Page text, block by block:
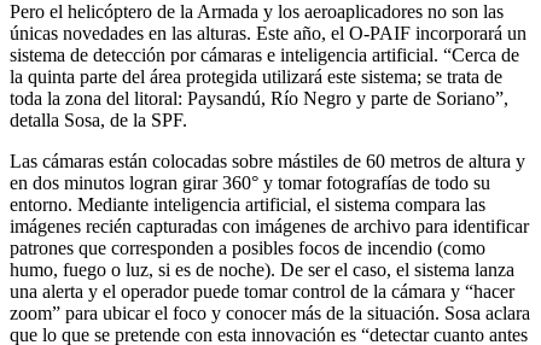
Pero el helicóptero de la Armada y los aeroaplicadores no son las
únicas novedades en las alturas. Este año, el O-PAIF incorporará un
sistema de detección por cámaras e inteligencia artificial. “Cerca de
la quinta parte del área protegida utilizará este sistema; se trata de
toda la zona del litoral: Paysandú, Río Negro y parte de Soriano”,
detalla Sosa, de la SPF.
Las cámaras están colocadas sobre mástiles de 60 metros de altura y
en dos minutos logran girar 360° y tomar fotografías de todo su
entorno. Mediante inteligencia artificial, el sistema compara las
imágenes recién capturadas con imágenes de archivo para identificar
patrones que corresponden a posibles focos de incendio (como
humo, fuego o luz, si es de noche). De ser el caso, el sistema lanza
una alerta y el operador puede tomar control de la cámara y “hacer
zoom” para ubicar el foco y conocer más de la situación. Sosa aclara
que lo que se pretende con esta innovación es “detectar cuanto antes